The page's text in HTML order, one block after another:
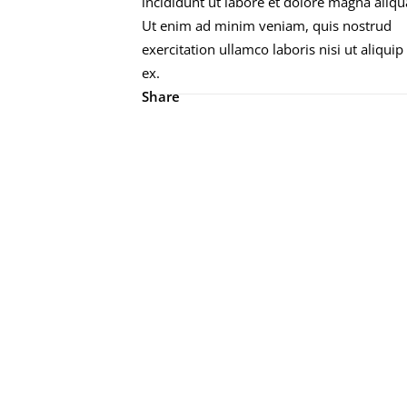
Ut enim ad minim veniam, quis nostrud
exercitation ullamco laboris nisi ut aliquip
ex.
Share